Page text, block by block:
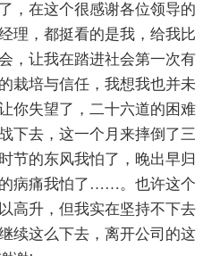
，在这个很感谢各位领导的
理，都挺看的是我，给我比
，让我在踏进社会第一次有
栽培与信任，我想我也并未
你失望了，二十六道的困难
下去，这一个月来摔倒了三
节的东风我怕了，晚出早归
病痛我怕了……。也许这个
高升，但我实在坚持不下去
续这么下去，离开公司的这